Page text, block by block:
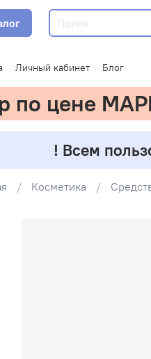
Личный кабинет Блог
по цене
! Всем
Косметика